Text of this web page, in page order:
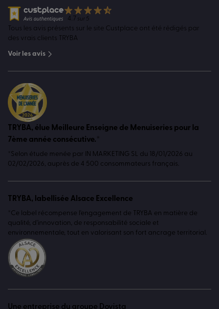
4.7 sur 5
Tous les avis présents sur le site Custplace ont été rédigés par
des vrais clients TRYBA
Voir les avis
TRYBA, élue Meilleure Enseigne de Menuiseries pour la
7ème année consécutive.*
*Selon étude menée par IN MARKETING SL du 18/01/2026 au
02/02/2026, auprès de 4 500 consommateurs français.
TRYBA, labellisée Alsace Excellence
*Ce label récompense l'engagement de TRYBA en matière de
qualité, d'innovation, de responsabilité sociale et
environnementale, tout en valorisant son fort ancrage territorial.
Une entreprise du groupe Dovista